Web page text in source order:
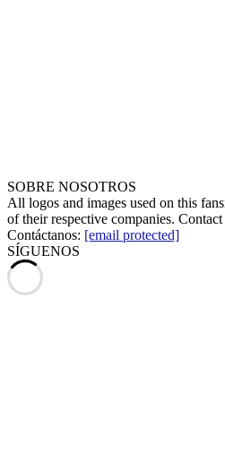
SOBRE NOSOTROS
All logos and images used on this
of their respective companies. Contact
Contáctanos: [email protected]
SÍGUENOS